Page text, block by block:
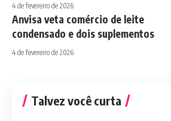
4 de fevereiro de 2026
Anvisa veta comércio de leite
condensado e dois suplementos
4 de fevereiro de 2026
Talvez você curta